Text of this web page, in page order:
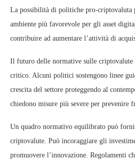
La possibilità di politiche pro-criptovaluta
ambiente più favorevole per gli asset
contribuire ad aumentare l’attività di
Il futuro delle normative sulle criptovalute
critico. Alcuni politici sostengono linee
crescita del settore proteggendo al
chiedono misure più severe per prevenire
Un quadro normativo equilibrato può
criptovalute. Può incoraggiare gli
promuovere l’innovazione. Regolamenti